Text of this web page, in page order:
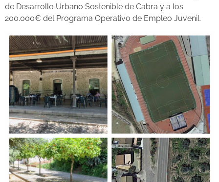
de Desarrollo Urbano Sostenible de Cabra y a los
200.000€ del Programa Operativo de Empleo Juvenil.